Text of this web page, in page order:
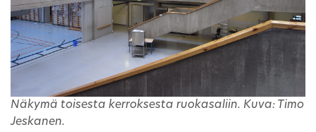
Näkymä toisesta kerroksesta ruokasaliin. Kuva: Timo
Jeskanen.